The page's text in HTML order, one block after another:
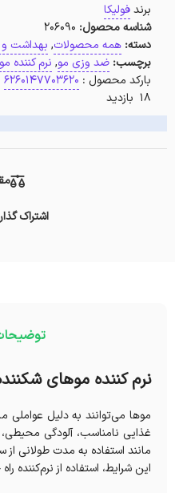
برندفولیکا
شناسه محصول: 206090
دسته: همه محصولات, بهداشت و
برچسب: ضد وزی مو, نرم کننده مو
بارکد محصول : 6260147703620
18 بازدید
اشتراک
نرم کننده موهای
موها می‌توانند به دلیل عواملی
غذایی نامناسب، آلودگی
مانند استفاده به مدت طولانی
این شرایط، استفاده از